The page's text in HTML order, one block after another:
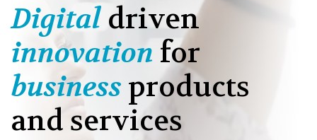
Digital driven
innovation for
business products
and services